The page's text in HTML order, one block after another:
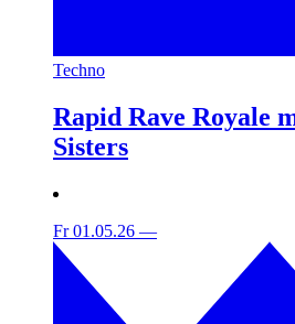
Techno
Rapid Rave Royale
Sisters
Fr 01.05.26 —